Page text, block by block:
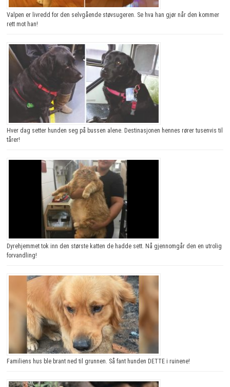
Valpen er livredd for den selvgående støvsugeren. Se hva han gjør når den kommer
rett mot han!
Hver dag setter hunden seg på bussen alene. Destinasjonen hennes rører tusenvis til
tårer!
Dyrehjemmet tok inn den største katten de hadde sett. Nå gjennomgår den en utrolig
forvandling!
Familiens hus ble brant ned til grunnen. Så fant hunden DETTE i ruinene!